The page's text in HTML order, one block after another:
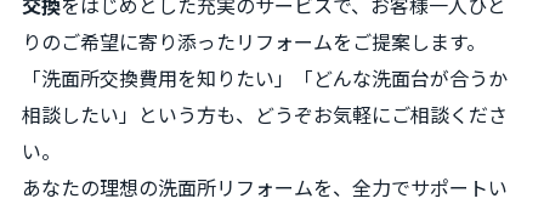
りのご希望に寄り添ったリフォームをご提案します。
「洗面所交換費用を知りたい」「どんな洗面台が合うか
相談したい」という方も、どうぞお気軽にご相談くださ
い。
あなたの理想の洗面所リフォームを、全力でサポートい